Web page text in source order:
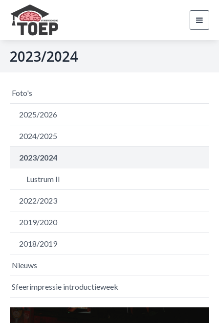
2023/2024
Foto's
2025/2026
2024/2025
2023/2024
Lustrum II
2022/2023
2019/2020
2018/2019
Nieuws
Sfeerimpressie introductieweek